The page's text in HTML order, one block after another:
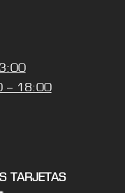
– 18:00
TARJETAS